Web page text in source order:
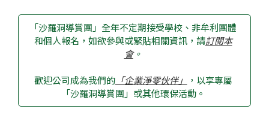
「沙羅洞導賞團」全年不定期接受學校、非牟利團體
和個人報名，如欲參與或緊貼相關資訊，請訂閱本
會。
歡迎公司成為我們的「企業淨零伙伴」
，以享專屬
「沙羅洞導賞團」或其他環保活動。